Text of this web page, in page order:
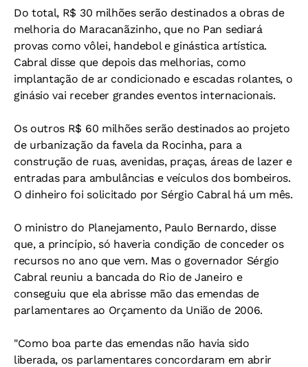
Do total, R$ 30 milhões serão destinados a obras de
melhoria do Maracanãzinho, que no Pan sediará
provas como vôlei, handebol e ginástica artística.
Cabral disse que depois das melhorias, como
implantação de ar condicionado e escadas rolantes, o
ginásio vai receber grandes eventos internacionais.
Os outros R$ 60 milhões serão destinados ao projeto
de urbanização da favela da Rocinha, para a
construção de ruas, avenidas, praças, áreas de lazer e
entradas para ambulâncias e veículos dos bombeiros.
O dinheiro foi solicitado por Sérgio Cabral há um mês.
O ministro do Planejamento, Paulo Bernardo, disse
que, a princípio, só haveria condição de conceder os
recursos no ano que vem. Mas o governador Sérgio
Cabral reuniu a bancada do Rio de Janeiro e
conseguiu que ela abrisse mão das emendas de
parlamentares ao Orçamento da União de 2006.
"Como boa parte das emendas não havia sido
liberada, os parlamentares concordaram em abrir